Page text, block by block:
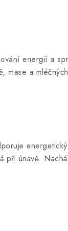
energií a
mase a
při únavě.